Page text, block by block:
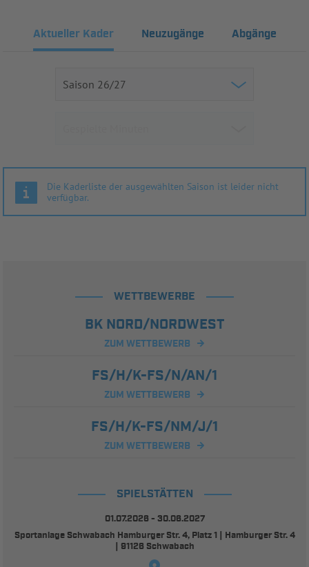
Aktueller Kader Neuzugänge Abgänge
Die Kaderliste der ausgewählten Saison ist leider nicht
verfügbar.
WETTBEWERBE
BK NORD/NORDWEST
ZUM WETTBEWERB
FS/H/K-FS/N/AN/1
ZUM WETTBEWERB
FS/H/K-FS/NM/J/1
ZUM WETTBEWERB
SPIELSTÄTTEN
01.07.2026 - 30.06.2027
Sportanlage Schwabach Hamburger Str. 4, Platz 1 | Hamburger Str. 4
| 91126 Schwabach